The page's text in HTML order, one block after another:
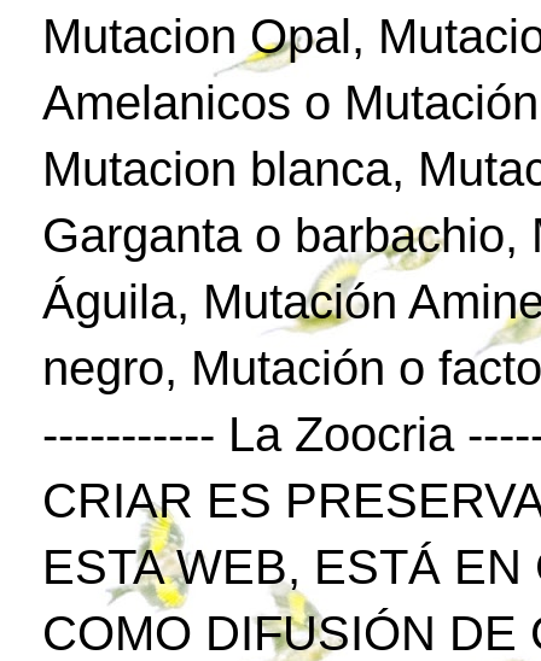
Mutacion Opal,
Amelanicos o
Mutacion blanca,
Garganta o
Águila, Mutación
negro, Mutación o
----------- La Zoocria
CRIAR ES
ESTA WEB, ESTÁ
COMO DIFUSIÓN DE